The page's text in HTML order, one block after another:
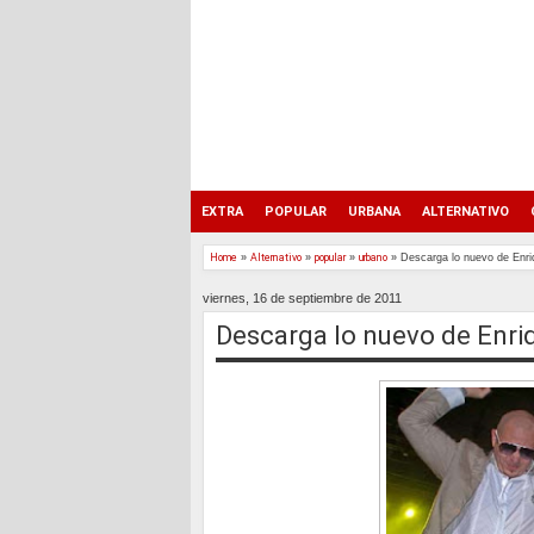
EXTRA POPULAR URBANA ALTERNATIVO
Home » Alternativo » popular» urbano » Descarga lo nuevo de
viernes, 16 de septiembre de 2011
Descarga lo nuevo de